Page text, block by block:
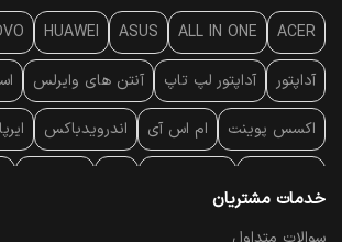
ACER
ALL IN ONE
ASUS
HUAWEI
آداپتور آداپتور لپ تاپ آنتن‌ های وایرلس
اکسس پوینت ام اس آی اندرویدباکس
پایه سقفی
خدمات مشتریان